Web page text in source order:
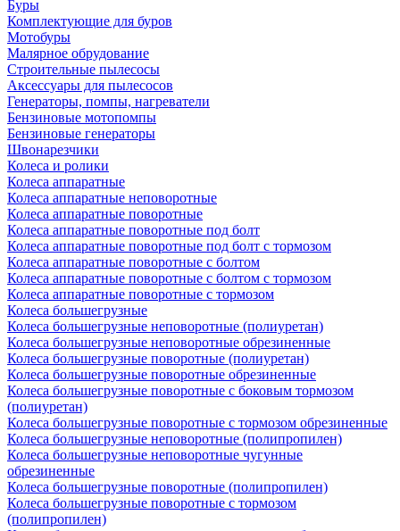
Буры
Комплектующие для буров
Мотобуры
Малярное обрудование
Строительные пылесосы
Аксессуары для пылесосов
Генераторы, помпы, нагреватели
Бензиновые мотопомпы
Бензиновые генераторы
Швонарезчики
Колеса и ролики
Колеса аппаратные
Колеса аппаратные неповоротные
Колеса аппаратные поворотные
Колеса аппаратные поворотные под болт
Колеса аппаратные поворотные под болт с тормозом
Колеса аппаратные поворотные с болтом
Колеса аппаратные поворотные с болтом с тормозом
Колеса аппаратные поворотные с тормозом
Колеса большегрузные
Колеса большегрузные неповоротные (полиуретан)
Колеса большегрузные неповоротные обрезиненные
Колеса большегрузные поворотные (полиуретан)
Колеса большегрузные поворотные обрезиненные
Колеса большегрузные поворотные с боковым тормозом
(полиуретан)
Колеса большегрузные поворотные с тормозом обрезиненные
Колеса большегрузные неповоротные (полипропилен)
Колеса большегрузные неповоротные чугунные
обрезиненные
Колеса большегрузные поворотные (полипропилен)
Колеса большегрузные поворотные с тормозом
(полипропилен)